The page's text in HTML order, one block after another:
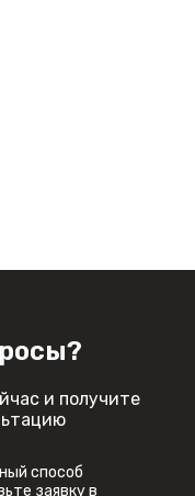
и получите
способ
заявку в